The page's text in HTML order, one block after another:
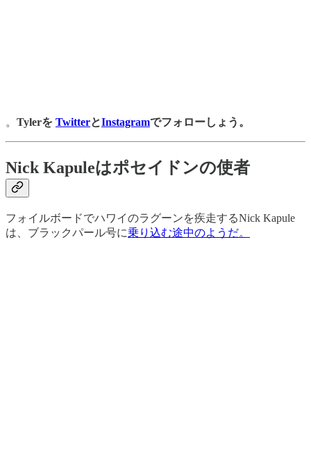
。 Tylerを TwitterとInstagramでフォローしょう。
Nick Kapuleはポセイドンの使者
フォイルボードでハワイのラグーンを疾走するNick Kapule
は、ブラックパール号に乗り込む途中のようだ。